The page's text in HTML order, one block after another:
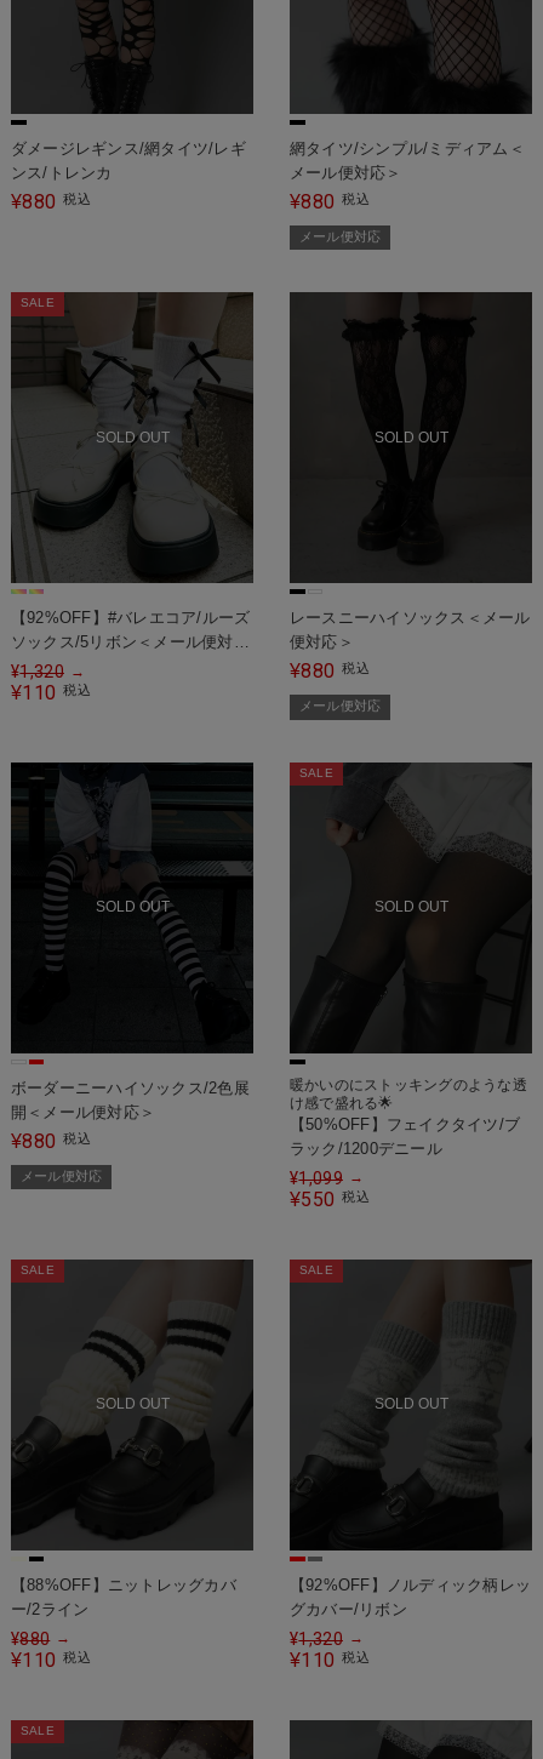
ダメージレギンス/網タイツ/レギ
ンス/トレンカ
¥880 税込
網タイツ/シンプル/ミディアム＜
メール便対応＞
¥880 税込
メール便対応
SOLD OUT
SALE
【92%OFF】#バレエコア/ルーズ
ソックス/5リボン＜メール便対応
＞
¥1,320 →
¥110 税込
SOLD OUT
レースニーハイソックス＜メール
便対応＞
¥880 税込
メール便対応
SOLD OUT
ボーダーニーハイソックス/2色展
開＜メール便対応＞
¥880 税込
メール便対応
SOLD OUT
SALE
暖かいのにストッキングのような透
け感で盛れる🌟
【50%OFF】フェイクタイツ/ブ
ラック/1200デニール
¥1,099 →
¥550 税込
SOLD OUT
SALE
【88%OFF】ニットレッグカバ
ー/2ライン
¥880 →
¥110 税込
SOLD OUT
SALE
【92%OFF】ノルディック柄レッ
グカバー/リボン
¥1,320 →
¥110 税込
SALE